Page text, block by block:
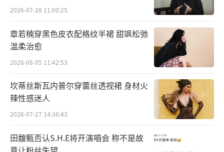
不仅音乐秀高潮迭起，语言类节目更是兼
具爆梗与情怀。《非要播报》中，王建国、周
奇墨化身主播，以趣味形式回顾2006年娱乐大
2026-07-28 11:00:25
章若楠穿黑色皮衣配格纹半裙 甜飒松弛
温柔治愈
2026-08-05 11:42:53
坎蒂丝斯瓦内普尔穿蕾丝透视裙 身材火
辣性感迷人
2026-07-27 14:36:43
田馥甄否认S.H.E将开演唱会 称不是故